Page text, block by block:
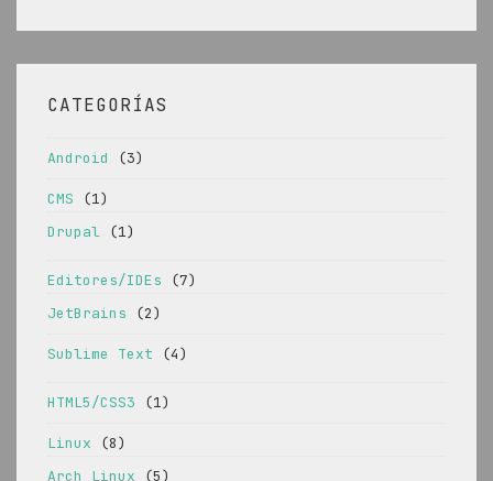
CATEGORÍAS
Android (3)
CMS (1)
Drupal (1)
Editores/IDEs (7)
JetBrains (2)
Sublime Text (4)
HTML5/CSS3 (1)
Linux (8)
Arch Linux (5)